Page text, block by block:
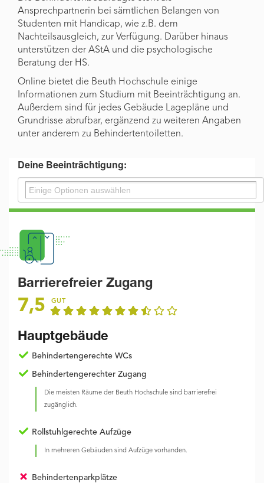
Ansprechpartnerin bei sämtlichen Belangen von
Studenten mit Handicap, wie z.B. dem
Nachteilsausgleich, zur Verfügung. Darüber hinaus
unterstützen der AStA und die psychologische
Beratung der HS.
Online bietet die Beuth Hochschule einige
Informationen zum Studium mit Beeinträchtigung an.
Außerdem sind für jedes Gebäude Lagepläne und
Grundrisse abrufbar, ergänzend zu weiteren Angaben
unter anderem zu Behindertentoiletten.
Deine Beeinträchtigung:
Barrierefreier Zugang
7,5 GUT
Hauptgebäude
Behindertengerechte WCs
Behindertengerechter Zugang
Die meisten Räume der Beuth Hochschule sind barrierefrei
zugänglich.
Rollstuhlgerechte Aufzüge
In mehreren Gebäuden sind Aufzüge vorhanden.
Behindertenparkplätze